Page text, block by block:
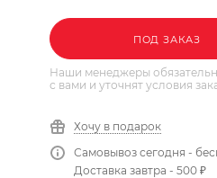
ПОД ЗАКАЗ
Наши менеджеры
с вами и уточнят условия
Хочу в подарок
Самовывоз сегодня -
Доставка завтра - 500 ₽